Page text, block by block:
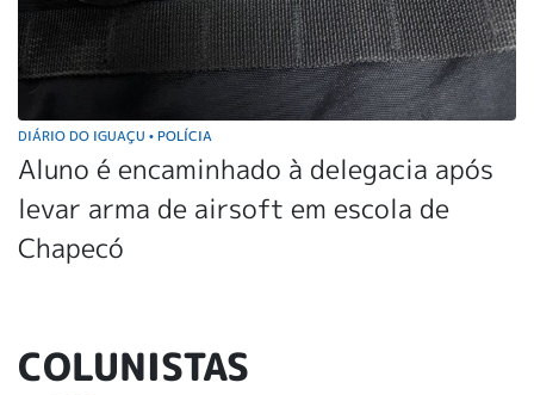
DIÁRIO DO IGUAÇU • POLÍCIA
Aluno é encaminhado à delegacia após
levar arma de airsoft em escola de
Chapecó
COLUNISTAS